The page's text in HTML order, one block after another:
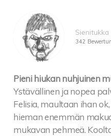
Sienitukka
342
Pieni hiukan nuhjuinen
Ystävällinen ja nopea
Felisia, maultaan ihan
hieman enemmän
mukavan pehmeä.